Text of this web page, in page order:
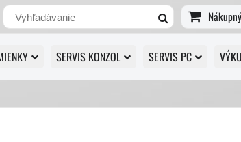
SERVIS KONZOL SERVIS PC